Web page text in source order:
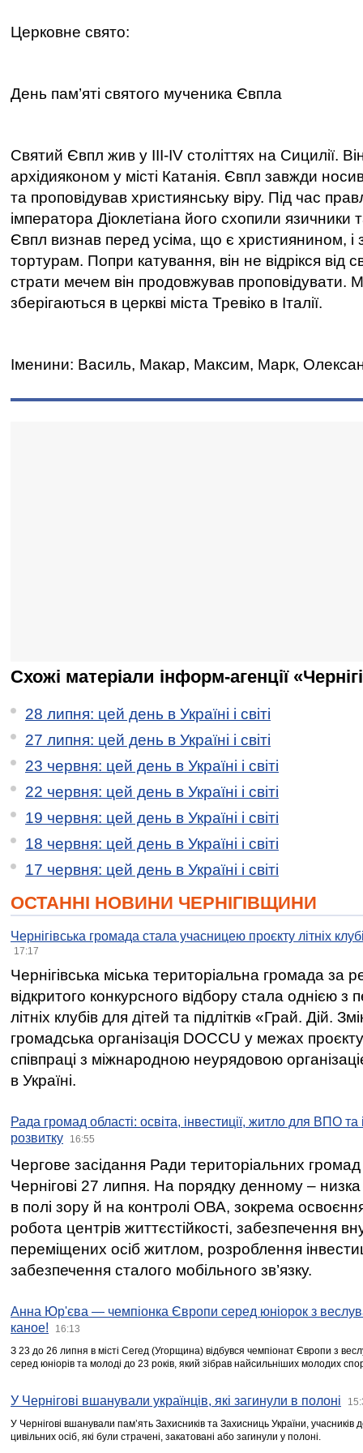
Церковне свято:
День пам’яті святого мученика Євпла
Святий Євпл жив у III-IV століттях на Сицилії.
архідияконом у місті Катанія. Євпл завжди
та проповідував християнську віру. Під час
імператора Діоклетіана його схопили язичники
Євпл визнав перед усіма, що є християнином, і
тортурам. Попри катування, він не відрікся від
страти мечем він продовжував проповідувати.
зберігаються в церкві міста Тревіко в Італії.
Іменини: Василь, Макар, Максим, Марк,
Схожі матеріали інформ-агенції
28 липня: цей день в Україні і світі
27 липня: цей день в Україні і світі
23 червня: цей день в Україні і світі
22 червня: цей день в Україні і світі
19 червня: цей день в Україні і світі
18 червня: цей день в Україні і світі
17 червня: цей день в Україні і світі
ОСТАННІ НОВИНИ ЧЕРНІГІВЩИНИ
Чернігівська громада стала учасницею проєкту літніх
17:17
Чернігівська міська територіальна громада за
відкритого конкурсного відбору стала однією
літніх клубів для дітей та підлітків «Грай. Дій.
громадська організація DOCCU у межах
співпраці з міжнародною неурядовою
в Україні.
Рада громад області: освіта, інвестиції, житло для ВПО
розвитку
16:55
Чергове засідання Ради територіальних громад
Чернігові 27 липня. На порядку денному –
в полі зору й на контролі ОВА, зокрема освоєння
робота центрів життєстійкості, забезпечення
переміщених осіб житлом, розроблення
забезпечення сталого мобільного зв’язку.
Анна Юр'єва — чемпіонка Європи серед юніорок з
каное!
16:13
З 23 до 26 липня в місті Сегед (Угорщина) відбувся чемпіонат Європи з
серед юніорів та молоді до 23 років, який зібрав найсильніших молодих
У Чернігові вшанували українців, які загинули в полоні
У Чернігові вшанували пам’ять Захисників та Захисниць України,
цивільних осіб, які були страчені, закатовані або загинули у полоні.